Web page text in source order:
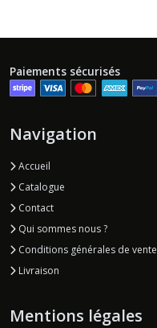
Paiements sécurisés
Navigation
Accueil
Catalogue
Contact
Qui sommes nous ?
Conditions générales de vente
Livraison
Mentions légales